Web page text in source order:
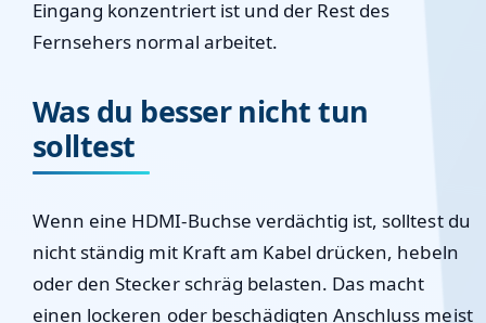
Eingang konzentriert ist und der Rest des
Fernsehers normal arbeitet.
Was du besser nicht tun
solltest
Wenn eine HDMI-Buchse verdächtig ist, solltest du
nicht ständig mit Kraft am Kabel drücken, hebeln
oder den Stecker schräg belasten. Das macht
einen lockeren oder beschädigten Anschluss meist